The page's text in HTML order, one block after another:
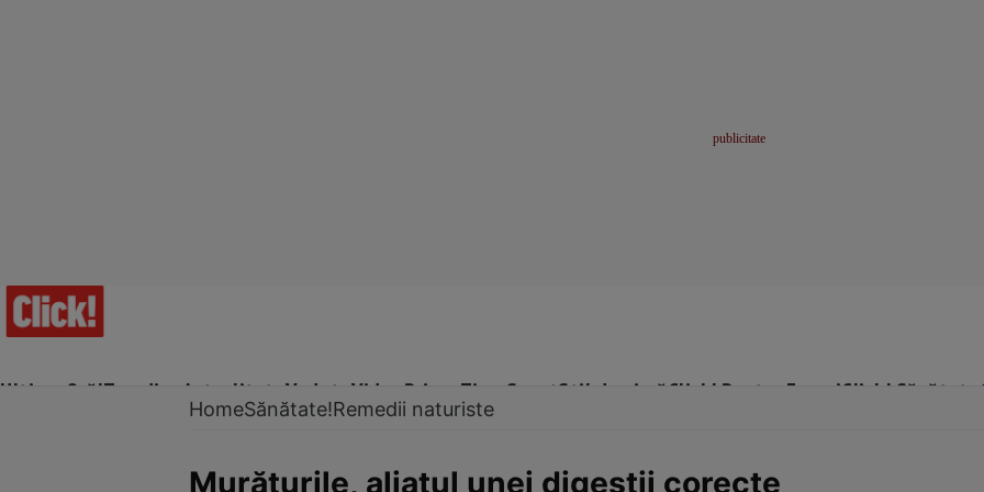
Ultima Oră!Trending Actualitate Vedete Video Prime Time SportStil de viațăClick! Pentru FemeiClick! Sănătate
HomeSănătate!Remedii naturiste
Murăturile, aliatul unei digestii corecte